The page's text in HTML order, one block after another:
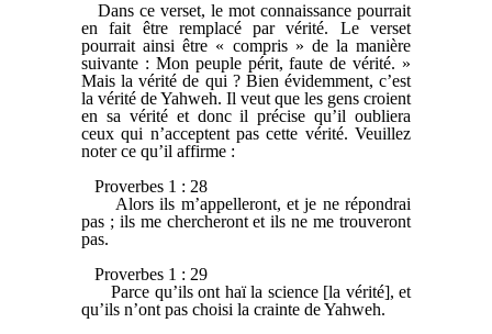
Dans ce verset, le mot connaissance pourrait
en fait être remplacé par vérité. Le verset
pourrait ainsi être « compris » de la manière
suivante : Mon peuple périt, faute de vérité. »
Mais la vérité de qui ? Bien évidemment, c’est
la vérité de Yahweh. Il veut que les gens croient
en sa vérité et donc il précise qu’il oubliera
ceux qui n’acceptent pas cette vérité. Veuillez
noter ce qu’il affirme :
Proverbes 1 : 28
Alors ils m’appelleront, et je ne répondrai
pas ; ils me chercheront et ils ne me trouveront
pas.
Proverbes 1 : 29
Parce qu’ils ont haï la science [la vérité], et
qu’ils n’ont pas choisi la crainte de Yahweh.